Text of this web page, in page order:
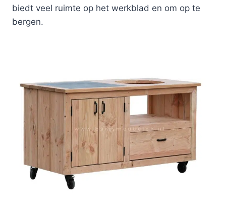
biedt veel ruimte op het werkblad en om op te
bergen.